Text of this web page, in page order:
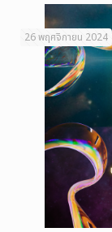
26 พฤศจิกายน 2024